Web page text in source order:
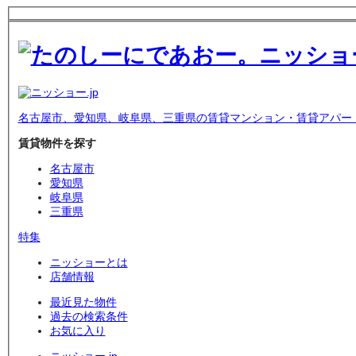
名古屋市、愛知県、岐阜県、三重県の賃貸マンション・賃貸アパー
賃貸物件を探す
名古屋市
愛知県
岐阜県
三重県
特集
ニッショーとは
店舗情報
最近見た物件
過去の検索条件
お気に入り